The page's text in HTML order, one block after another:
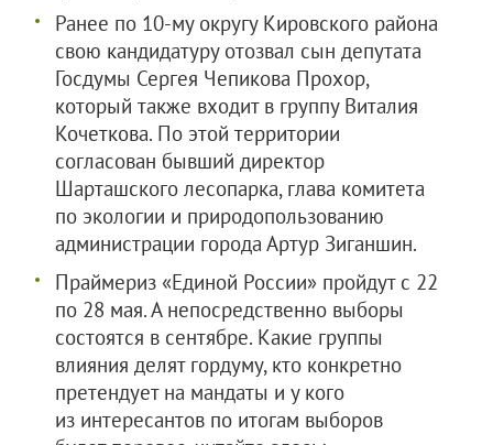
Ранее по 10-му округу Кировского района
свою кандидатуру отозвал сын депутата
Госдумы Сергея Чепикова Прохор,
который также входит в группу Виталия
Кочеткова. По этой территории
согласован бывший директор
Шарташского лесопарка, глава комитета
по экологии и природопользованию
администрации города Артур Зиганшин.
Праймериз «Единой России» пройдут с 22
по 28 мая. А непосредственно выборы
состоятся в сентябре. Какие группы
влияния делят гордуму, кто конкретно
претендует на мандаты и у кого
из интересантов по итогам выборов